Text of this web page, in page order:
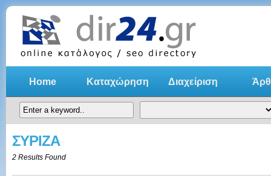
Home Καταχώρηση Διαχείριση
ΣΥΡΙΖΑ
2 Results Found